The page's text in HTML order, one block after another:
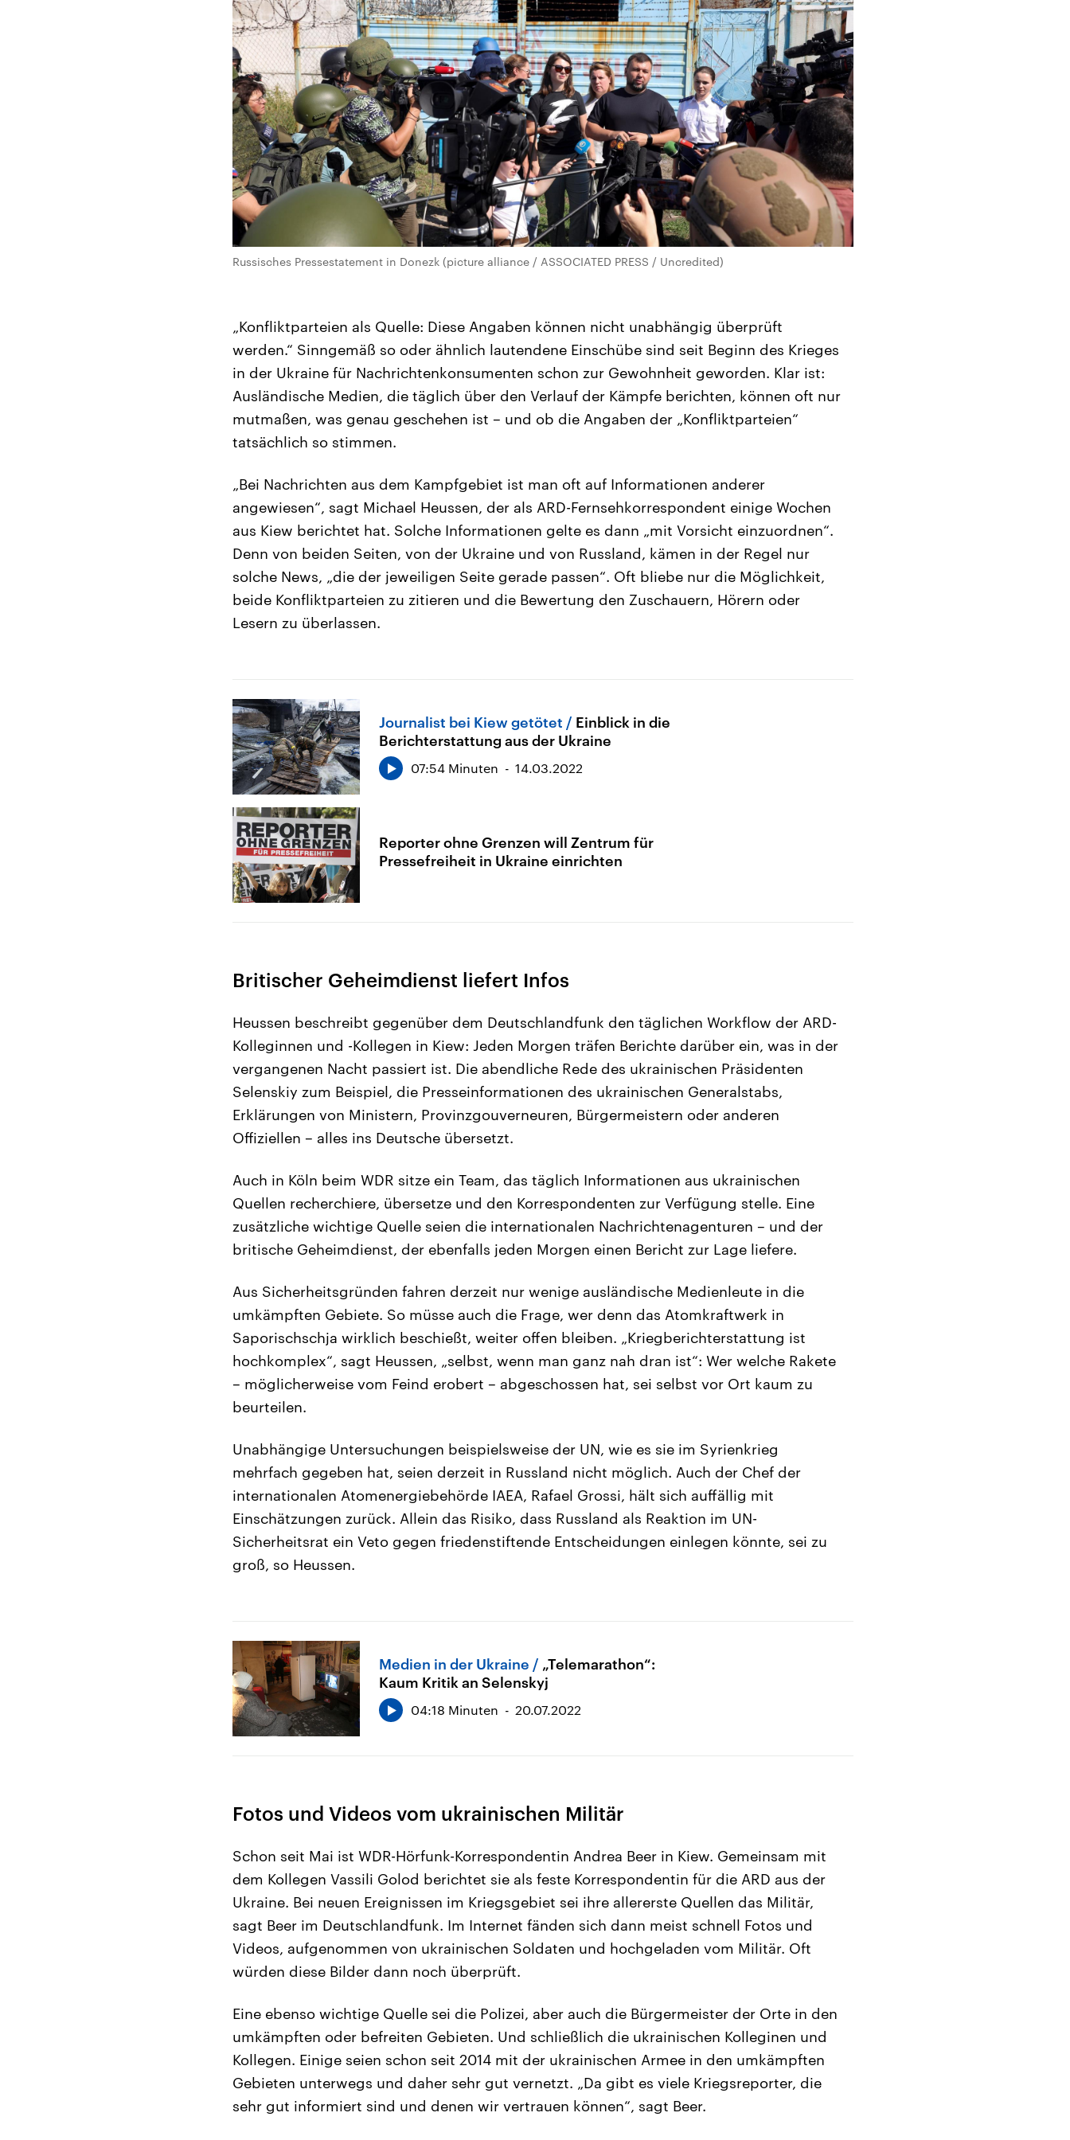
Russisches Pressestatement in Donezk (picture alliance / ASSOCIATED PRESS / Uncredited)
„Konfliktparteien als Quelle: Diese Angaben können nicht unabhängig überprüft
werden.“ Sinngemäß so oder ähnlich lautendene Einschübe sind seit Beginn des Krieges
in der Ukraine für Nachrichtenkonsumenten schon zur Gewohnheit geworden. Klar ist:
Ausländische Medien, die täglich über den Verlauf der Kämpfe berichten, können oft nur
mutmaßen, was genau geschehen ist – und ob die Angaben der „Konfliktparteien“
tatsächlich so stimmen.
„Bei Nachrichten aus dem Kampfgebiet ist man oft auf Informationen anderer
angewiesen“, sagt Michael Heussen, der als ARD-Fernsehkorrespondent einige Wochen
aus Kiew berichtet hat. Solche Informationen gelte es dann „mit Vorsicht einzuordnen“.
Denn von beiden Seiten, von der Ukraine und von Russland, kämen in der Regel nur
solche News, „die der jeweiligen Seite gerade passen“. Oft bliebe nur die Möglichkeit,
beide Konfliktparteien zu zitieren und die Bewertung den Zuschauern, Hörern oder
Lesern zu überlassen.
Journalist bei Kiew getötet
Einblick in die
Berichterstattung aus der Ukraine
07:54 Minuten 14.03.2022
Reporter ohne Grenzen will Zentrum für
Pressefreiheit in Ukraine einrichten
Britischer Geheimdienst liefert Infos
Heussen beschreibt gegenüber dem Deutschlandfunk den täglichen Workflow der ARD-
Kolleginnen und -Kollegen in Kiew: Jeden Morgen träfen Berichte darüber ein, was in der
vergangenen Nacht passiert ist. Die abendliche Rede des ukrainischen Präsidenten
Selenskiy zum Beispiel, die Presseinformationen des ukrainischen Generalstabs,
Erklärungen von Ministern, Provinzgouverneuren, Bürgermeistern oder anderen
Offiziellen – alles ins Deutsche übersetzt.
Auch in Köln beim WDR sitze ein Team, das täglich Informationen aus ukrainischen
Quellen recherchiere, übersetze und den Korrespondenten zur Verfügung stelle. Eine
zusätzliche wichtige Quelle seien die internationalen Nachrichtenagenturen – und der
britische Geheimdienst, der ebenfalls jeden Morgen einen Bericht zur Lage liefere.
Aus Sicherheitsgründen fahren derzeit nur wenige ausländische Medienleute in die
umkämpften Gebiete. So müsse auch die Frage, wer denn das Atomkraftwerk in
Saporischschja wirklich beschießt, weiter offen bleiben. „Kriegberichterstattung ist
hochkomplex“, sagt Heussen, „selbst, wenn man ganz nah dran ist“: Wer welche Rakete
– möglicherweise vom Feind erobert – abgeschossen hat, sei selbst vor Ort kaum zu
beurteilen.
Unabhängige Untersuchungen beispielsweise der UN, wie es sie im Syrienkrieg
mehrfach gegeben hat, seien derzeit in Russland nicht möglich. Auch der Chef der
internationalen Atomenergiebehörde IAEA, Rafael Grossi, hält sich auffällig mit
Einschätzungen zurück. Allein das Risiko, dass Russland als Reaktion im UN-
Sicherheitsrat ein Veto gegen friedenstiftende Entscheidungen einlegen könnte, sei zu
groß, so Heussen.
Medien in der Ukraine
„Telemarathon“:
Kaum Kritik an Selenskyj
04:18 Minuten 20.07.2022
Fotos und Videos vom ukrainischen Militär
Schon seit Mai ist WDR-Hörfunk-Korrespondentin Andrea Beer in Kiew. Gemeinsam mit
dem Kollegen Vassili Golod berichtet sie als feste Korrespondentin für die ARD aus der
Ukraine. Bei neuen Ereignissen im Kriegsgebiet sei ihre allererste Quellen das Militär,
sagt Beer im Deutschlandfunk. Im Internet fänden sich dann meist schnell Fotos und
Videos, aufgenommen von ukrainischen Soldaten und hochgeladen vom Militär. Oft
würden diese Bilder dann noch überprüft.
Eine ebenso wichtige Quelle sei die Polizei, aber auch die Bürgermeister der Orte in den
umkämpften oder befreiten Gebieten. Und schließlich die ukrainischen Kolleginen und
Kollegen. Einige seien schon seit 2014 mit der ukrainischen Armee in den umkämpften
Gebieten unterwegs und daher sehr gut vernetzt. „Da gibt es viele Kriegsreporter, die
sehr gut informiert sind und denen wir vertrauen können“, sagt Beer.